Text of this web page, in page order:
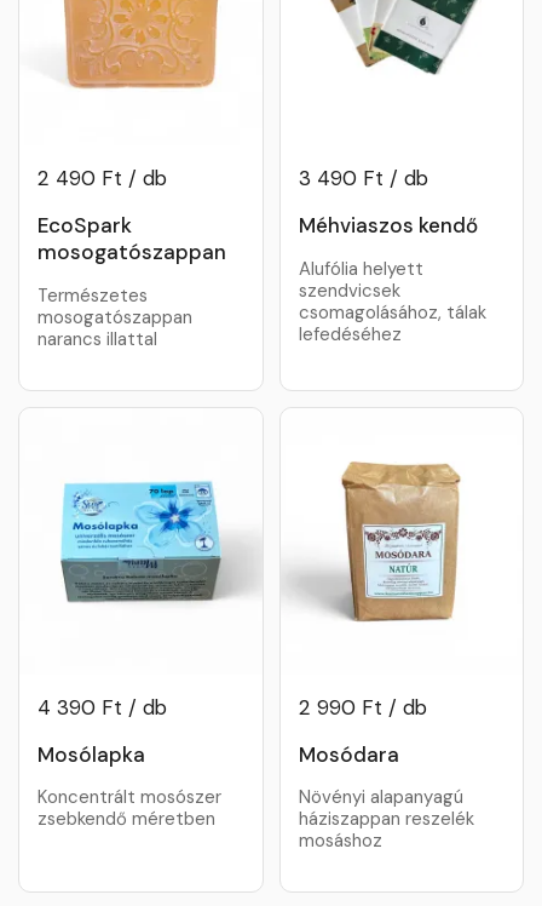
2 490 Ft / db
EcoSpark
mosogatószappan
Természetes
mosogatószappan
narancs illattal
3 490 Ft / db
Méhviaszos kendő
Alufólia helyett
szendvicsek
csomagolásához, tálak
lefedéséhez
4 390 Ft / db
Mosólapka
Koncentrált mosószer
zsebkendő méretben
2 990 Ft / db
Mosódara
Növényi alapanyagú
háziszappan reszelék
mosáshoz